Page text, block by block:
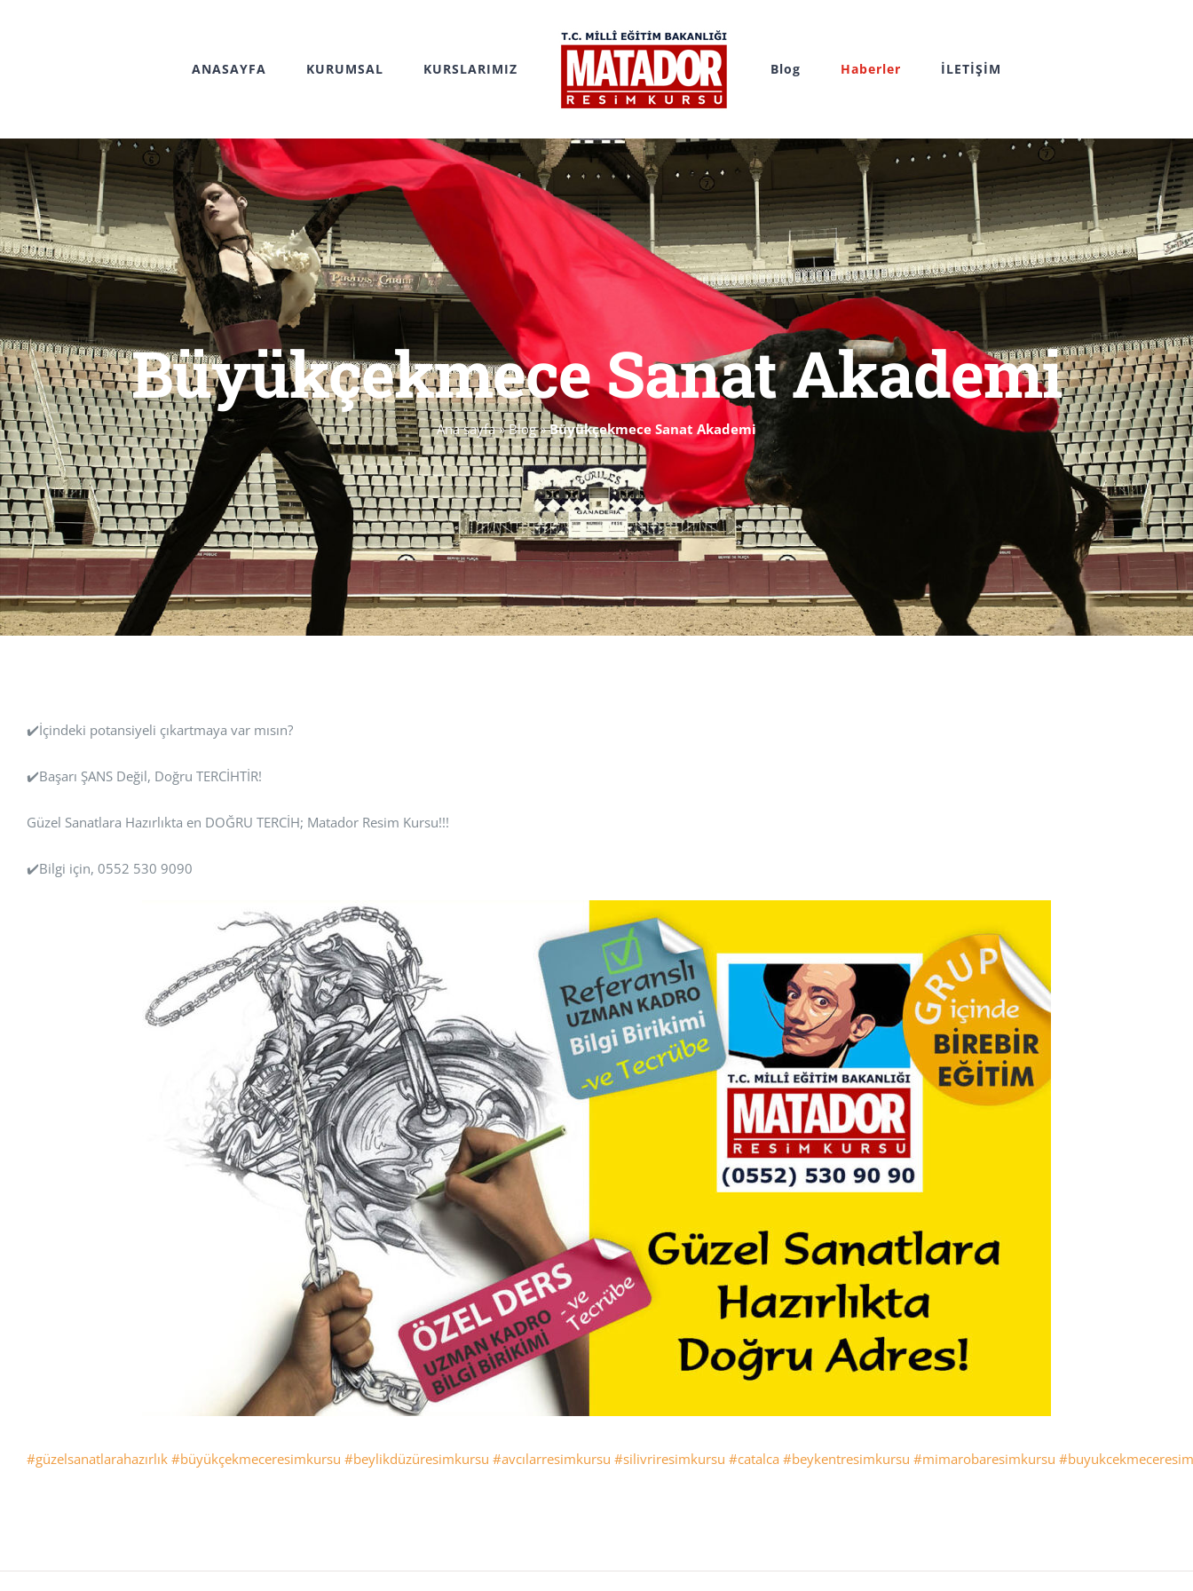
ANASAYFA KURUMSAL KURSLARIMIZ Blog Haberler İLETİŞİM
Büyükçekmece Sanat Akademi
Ana sayfa»Blog»Büyükçekmece Sanat Akademi
✔️İçindeki potansiyeli çıkartmaya var mısın?
✔️Başarı ŞANS Değil, Doğru TERCİHTİR!
Güzel Sanatlara Hazırlıkta en DOĞRU TERCİH; Matador Resim Kursu!!!
✔️Bilgi için, 0552 530 9090
#güzelsanatlarahazırlık #büyükçekmeceresimkursu #beylikdüzüresimkursu #avcılarresimkursu #silivriresimkursu #catalca #beykentresimkursu #mimarobaresimkursu